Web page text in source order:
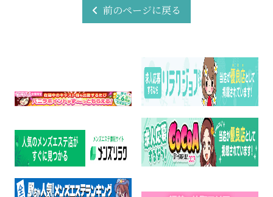
前のページに戻る